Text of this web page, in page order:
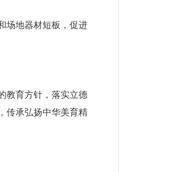
场地器材短板，促进
教育方针，落实立德
传承弘扬中华美育精